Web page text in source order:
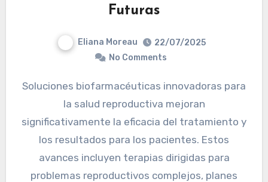
Futuras
Eliana Moreau
22/07/2025
No Comments
Soluciones biofarmacéuticas innovadoras para
la salud reproductiva mejoran
significativamente la eficacia del tratamiento y
los resultados para los pacientes. Estos
avances incluyen terapias dirigidas para
problemas reproductivos complejos, planes